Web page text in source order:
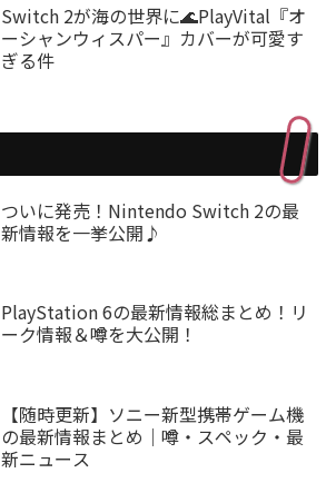
Switch 2が海の世界に🌊PlayVital『オ
ーシャンウィスパー』カバーが可愛す
ぎる件
ついに発売！Nintendo Switch 2の最
新情報を一挙公開♪
PlayStation 6の最新情報総まとめ！リ
ーク情報＆噂を大公開！
【随時更新】ソニー新型携帯ゲーム機
の最新情報まとめ｜噂・スペック・最
新ニュース